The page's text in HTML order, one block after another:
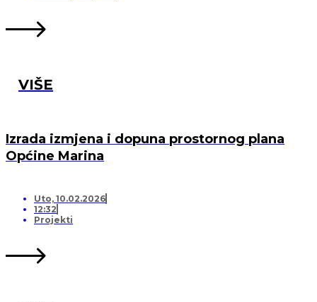
VIŠE
Izrada izmjena i dopuna prostornog plana
Općine Marina
Uto, 10.02.2026
12:32
Projekti